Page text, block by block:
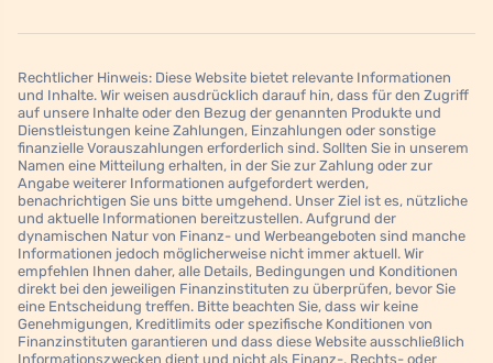
Rechtlicher Hinweis: Diese Website bietet relevante Informationen
und Inhalte. Wir weisen ausdrücklich darauf hin, dass für den Zugriff
auf unsere Inhalte oder den Bezug der genannten Produkte und
Dienstleistungen keine Zahlungen, Einzahlungen oder sonstige
finanzielle Vorauszahlungen erforderlich sind. Sollten Sie in unserem
Namen eine Mitteilung erhalten, in der Sie zur Zahlung oder zur
Angabe weiterer Informationen aufgefordert werden,
benachrichtigen Sie uns bitte umgehend. Unser Ziel ist es, nützliche
und aktuelle Informationen bereitzustellen. Aufgrund der
dynamischen Natur von Finanz- und Werbeangeboten sind manche
Informationen jedoch möglicherweise nicht immer aktuell. Wir
empfehlen Ihnen daher, alle Details, Bedingungen und Konditionen
direkt bei den jeweiligen Finanzinstituten zu überprüfen, bevor Sie
eine Entscheidung treffen. Bitte beachten Sie, dass wir keine
Genehmigungen, Kreditlimits oder spezifische Konditionen von
Finanzinstituten garantieren und dass diese Website ausschließlich
Informationszwecken dient und nicht als Finanz-, Rechts- oder